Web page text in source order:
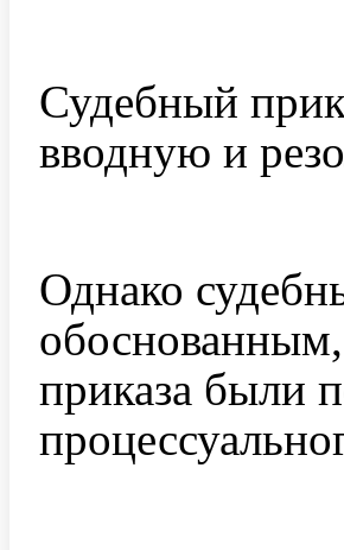
Судебный
вводную и
Однако
приказа были